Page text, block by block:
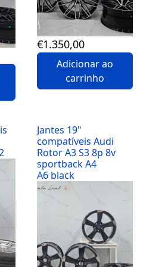
€1.350,00
Adicionar ao
carrinho
Jantes 19"
compatíveis Audi
Rotor A3 S3 8p 8v
sportback A4
A6 black
Detalhes